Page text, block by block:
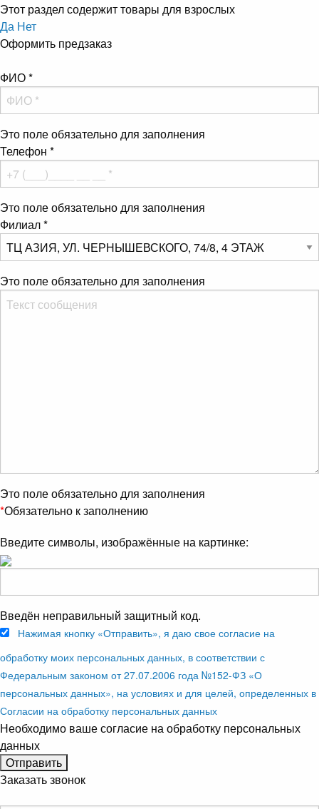
Этот раздел содержит товары для взрослых
Да Нет
Оформить предзаказ
ФИО*
Это поле обязательно для заполнения
Телефон *
Это поле обязательно для заполнения
Филиал*
Это поле обязательно для заполнения
Это поле обязательно для заполнения
*Обязательно к заполнению
Введите символы, изображённые на картинке:
Введён неправильный защитный код.
Нажимая кнопку «Отправить», я даю свое согласие на
обработку моих персональных данных, в соответствии с
Федеральным законом от 27.07.2006 года №152-ФЗ «О
персональных данных», на условиях и для целей, определенных в
Согласии на обработку персональных данных
Необходимо ваше согласие на обработку персональных
данных
Заказать звонок